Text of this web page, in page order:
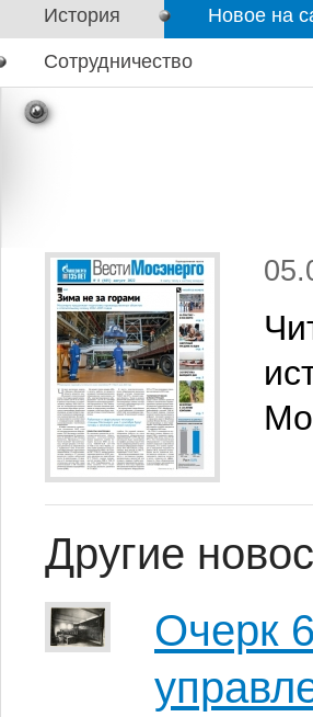
История Новое на
Сотрудничество
Другие
Очерк